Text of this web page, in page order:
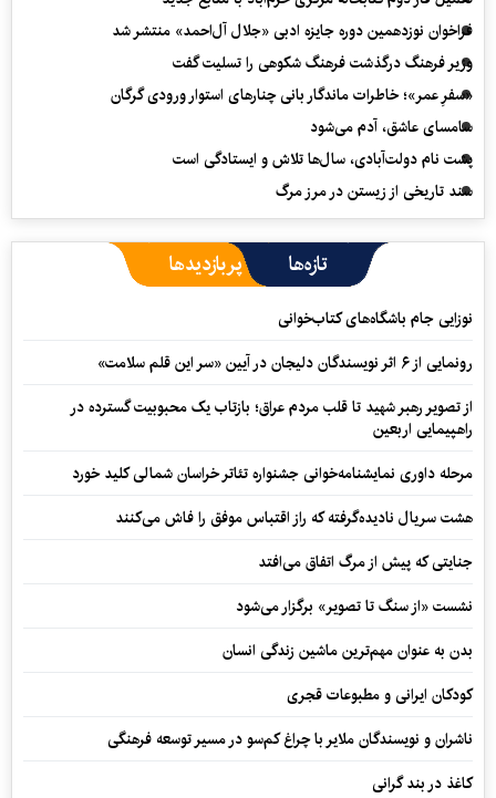
فراخوان نوزدهمین دوره جایزه ادبی «جلال آل‌احمد» منتشر شد
وزیر فرهنگ درگذشت فرهنگ شکوهی را تسلیت گفت
«سفرِ عمر»؛ خاطرات ماندگار بانی چنارهای استوار ورودی گرگان
سامسای عاشق، آدم می‌شود
پشت نام دولت‌آبادی، سال‌ها تلاش و ایستادگی است
سند تاریخی از زیستن در مرز مرگ
تازه‌ها پربازدیدها
نوزایی جام باشگاه‌های کتاب‌خوانی
رونمایی از ۶ اثر نویسندگان دلیجان در آیین «سر این قلم سلامت»
از تصویر رهبر شهید تا قلب مردم عراق؛ بازتاب یک محبوبیت گسترده در
راهپیمایی اربعین
مرحله داوری نمایشنامه‌خوانی جشنواره تئاتر خراسان شمالی کلید خورد
هشت سریال نادیده‌گرفته که راز اقتباس موفق را فاش می‌کنند
جنایتی که پیش از مرگ اتفاق می‌افتد
نشست «از سنگ تا تصویر» برگزار می‌شود
بدن به عنوان مهم‌ترین ماشین زندگی انسان
کودکان ایرانی و مطبوعات قجری
ناشران و نویسندگان ملایر با چراغ کم‌سو در مسیر توسعه فرهنگی
کاغذ در بند گرانی